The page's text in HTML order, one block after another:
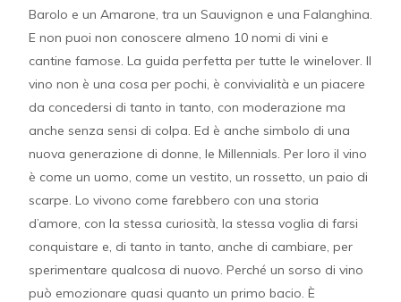
Barolo e un Amarone, tra un Sauvignon e una Falanghina.
E non puoi non conoscere almeno 10 nomi di vini e
cantine famose. La guida perfetta per tutte le winelover. Il
vino non è una cosa per pochi, è convivialità e un piacere
da concedersi di tanto in tanto, con moderazione ma
anche senza sensi di colpa. Ed è anche simbolo di una
nuova generazione di donne, le Millennials. Per loro il vino
è come un uomo, come un vestito, un rossetto, un paio di
scarpe. Lo vivono come farebbero con una storia
d’amore, con la stessa curiosità, la stessa voglia di farsi
conquistare e, di tanto in tanto, anche di cambiare, per
sperimentare qualcosa di nuovo. Perché un sorso di vino
può emozionare quasi quanto un primo bacio. È